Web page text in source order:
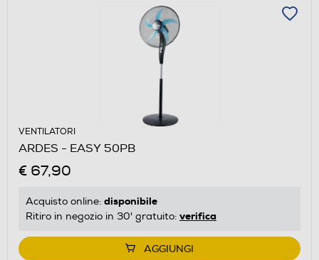
VENTILATORI
ARDES - EASY 50PB
€ 67,90
Acquisto online: disponibile
Ritiro in negozio in 30' gratuito: verifica
AGGIUNGI